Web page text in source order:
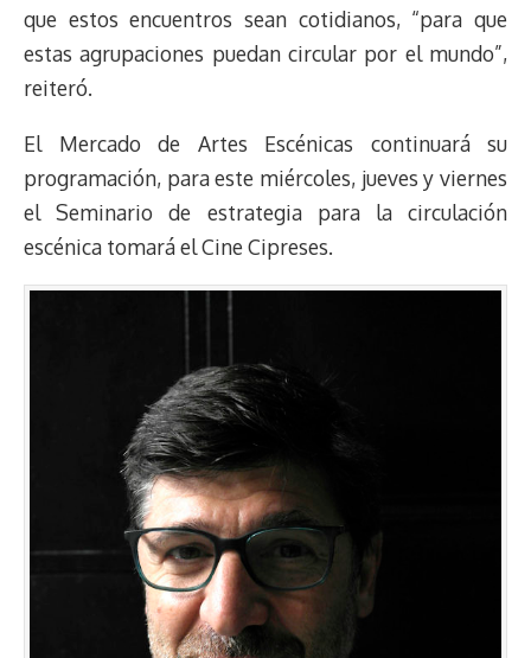
que estos encuentros sean cotidianos, “para que
estas agrupaciones puedan circular por el mundo”,
reiteró.
El Mercado de Artes Escénicas continuará su
programación, para este miércoles, jueves y viernes
el Seminario de estrategia para la circulación
escénica tomará el Cine Cipreses.